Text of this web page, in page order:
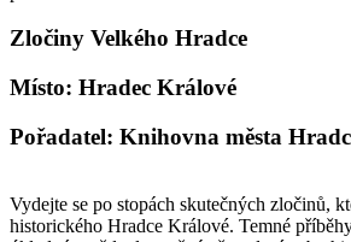
Zločiny Velkého Hradce
Místo: Hradec Králové
Pořadatel: Knihovna města
Vydejte se po stopách skutečných zločinů,
historického Hradce Králové. Temné